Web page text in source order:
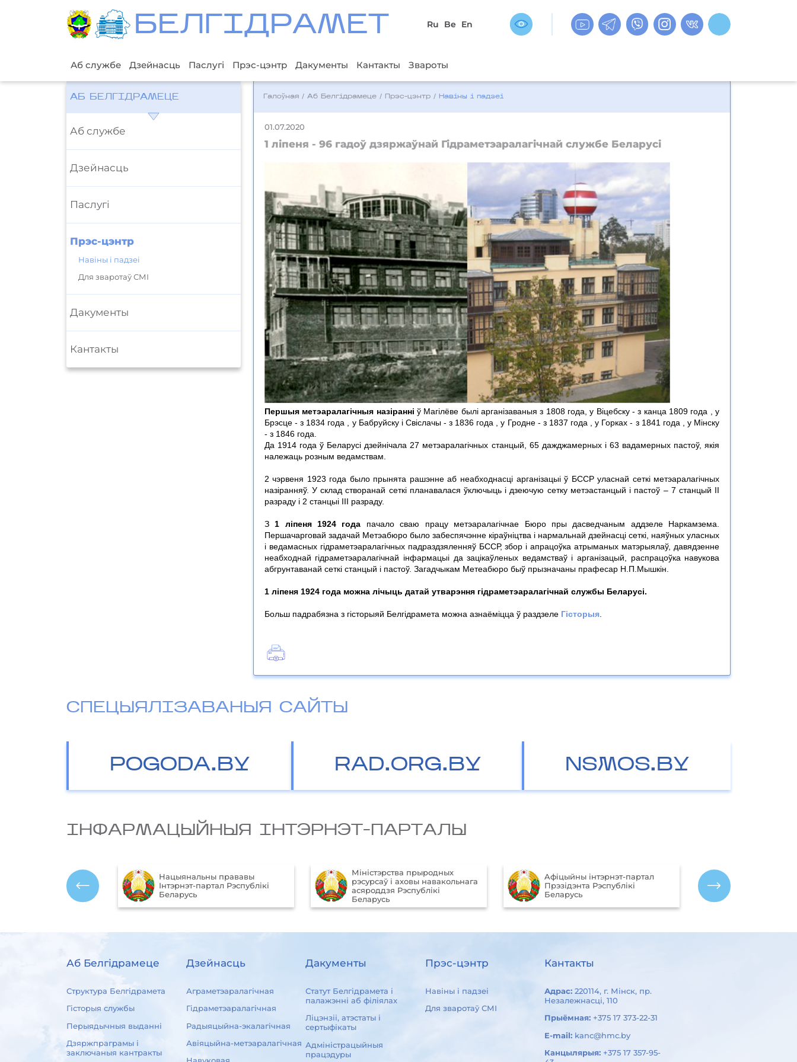
БЕЛГIДРAМЕТ Ru Be En
Аб службе Дзейнасць Паслугі Прэс-цэнтр Дакументы Кантакты Звароты
АБ БЕЛГІДРАМЕЦЕ
Аб службе
Дзейнасць
Паслугі
Прэс-цэнтр
Навіны і падзеі
Для зваротаў СМІ
Дакументы
Кантакты
Галоўная /Аб Белгідрамеце / Прэс-цэнтр / Навіны і падзеі
01.07.2020
1 ліпеня - 96 гадоў дзяржаўнай Гідраметэаралагічнай службе Беларусі
Першыя метэаралагічныя назіранні ў Магілёве былі арганізаваныя з 1808 года, у Віцебску - з канца 1809 года , у
Брэсце - з 1834 года , у Бабруйску і Свіслачы - з 1836 года , у Гродне - з 1837 года , у Горках - з 1841 года , у Мінску
- з 1846 года.
Да 1914 года ў Беларусі дзейнічала 27 метэаралагічных станцый, 65 дажджамерных і 63 вадамерных пастоў, якія
належаць розным ведамствам.
2 чэрвеня 1923 года было прынята рашэнне аб неабходнасці арганізацыі ў БССР уласнай сеткі метэаралагічных
назіранняў. У склад створанай сеткі планавалася ўключыць і дзеючую сетку метэастанцый і пастоў – 7 станцый II
разраду і 2 станцыі III разраду.
З 1 ліпеня 1924 года пачало сваю працу метэаралагічнае Бюро пры дасведчаным аддзеле Наркамзема.
Першачарговай задачай Метэабюро было забеспячэнне кіраўніцтва і нармальнай дзейнасці сеткі, наяўных уласных
і ведамасных гідраметэаралагічных падраздзяленняў БССР, збор і апрацоўка атрыманых матэрыялаў, давядзенне
неабходнай гідраметэаралагічнай інфармацыі да зацікаўленых ведамстваў і арганізацый, распрацоўка навукова
абгрунтаванай сеткі станцый і пастоў. Загадчыкам Метеабюро быў прызначаны прафесар Н.П.Мышкін.
1 ліпеня 1924 года можна лічыць датай утварэння гідраметэаралагічнай службы Беларусі.
Больш падрабязна з гісторыяй Белгідрамета можна азнаёміцца ў раздзеле Гісторыя.
СПЕЦЫЯЛІЗАВАНЫЯ САЙТЫ
POGODA.BY RAD.ORG.BY NSMOS.BY
IНФАРМАЦЫЙНЫЯ IНТЭРНЭТ-ПАРТАЛЫ
Беларусь
Нацыянальны прававы
Інтэрнэт-партал Рэспублікі
Беларусь
Міністэрства прыродных
рэсурсаў і аховы навакольнага
асяроддзя Рэспублікі
Беларусь
Aфiцыйны iнтэрнэт-партал
Прэзiдэнта Рэспублiкi
Беларусь
Аб Белгідрамеце
Структура Белгідрамета
Гісторыя службы
Перыядычныя выданні
Дзяржпраграмы і
заключаныя кантракты
Дзейнасць
Аграметэаралагічная
Гідраметэаралагічная
Радыяцыйна-экалагічная
Авіяцыйна-метэаралагічная
Дакументы
Статут Белгідрамета і
палажэнні аб філіялах
Ліцэнзіі, атэстаты і
сертыфікаты
Адміністрацыйныя
працэдуры
Прэс-цэнтр
Навіны і падзеі
Для зваротаў СМІ
Кантакты
Адрас: 220114, г. Мінск, пр.
Незалежнасці, 110
Прыёмная: +375 17 373-22-31
E-mail: kanc@hmc.by
Канцылярыя: +375 17 357-95-